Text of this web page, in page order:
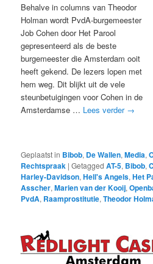
Behalve in columns van Theodor
Holman wordt PvdA-burgemeester
Job Cohen door Het Parool
gepresenteerd als de beste
burgemeester die Amsterdam ooit
heeft gekend. De lezers lopen met
hem weg. Dit blijkt uit de vele
steunbetuigingen voor Cohen in de
Amsterdamse … Lees verder →
Geplaatst in Bibob, De Wallen,Media,
Rechtspraak |Getagged AT-5, Bibob,
Harley-Davidson,Hell's Angels,Het
Asscher,Marien van der Kooij,
PvdA, Raamprostitutie,Theodor